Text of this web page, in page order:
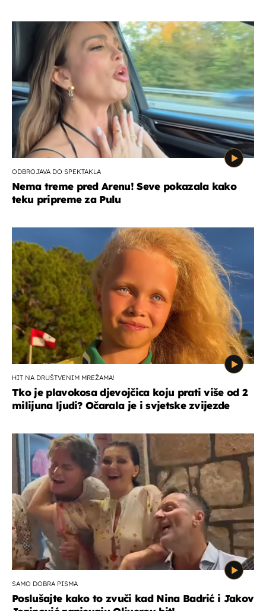
ODBROJAVA DO SPEKTAKLA
Nema treme pred Arenu! Seve pokazala kako
teku pripreme za Pulu
HIT NA DRUŠTVENIM MREŽAMA!
Tko je plavokosa djevojčica koju prati više od 2
milijuna ljudi? Očarala je i svjetske zvijezde
SAMO DOBRA PISMA
Poslušajte kako to zvuči kad Nina Badrić i Jakov